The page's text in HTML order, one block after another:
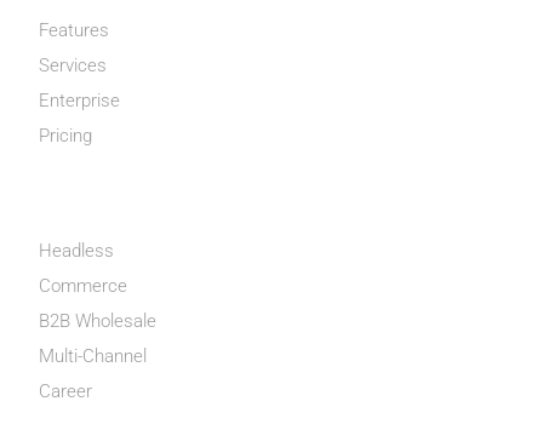
Features
Services
Enterprise
Pricing
Headless
Commerce
B2B Wholesale
Multi-Channel
Career